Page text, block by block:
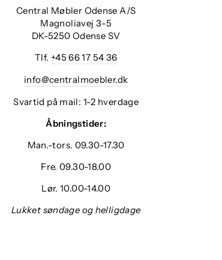
Central Møbler Odense A/S
Magnoliavej 3-5
DK-5250 Odense SV
Tlf. +45 66 17 54 36
info@centralmoebler.dk
Svartid på mail: 1-2 hverdage
Åbningstider:
Man.-tors. 09.30-17.30
Fre. 09.30-18.00
Lør. 10.00-14.00
Lukket søndage og helligdage